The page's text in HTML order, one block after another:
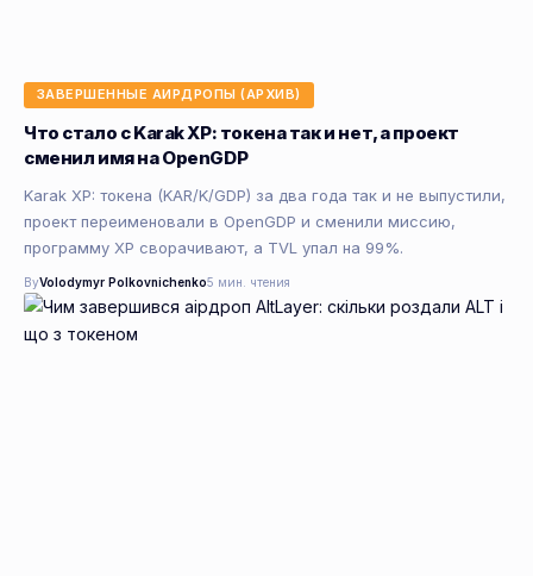
ЗАВЕРШЕННЫЕ АИРДРОПЫ (АРХИВ)
Что стало с Karak XP: токена так и нет, а проект
сменил имя на OpenGDP
Karak XP: токена (KAR/K/GDP) за два года так и не выпустили,
проект переименовали в OpenGDP и сменили миссию,
программу XP сворачивают, а TVL упал на 99%.
ByVolodymyr Polkovnichenko5 мин. чтения